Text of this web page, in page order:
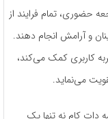
حضوری، تمام فرایند از
و آرامش انجام دهند.
کاربری کمک می‌کند،
می‌نماید.
دات کام نه تنها یک